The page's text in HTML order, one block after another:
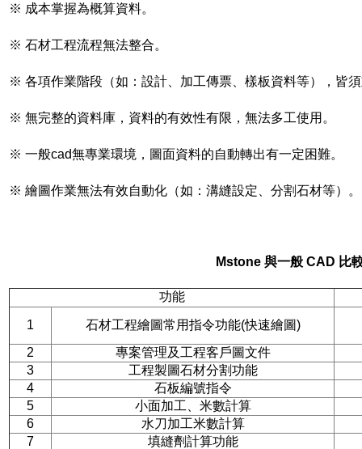
※ 成本掌握為概算資料。
※ 石材工程流程無法整合。
※ 各項作業階段（如：設計、加工傳票、樣板資料等），皆
※ 無完整的資料庫，資料的有效性有限，無法多工使用。
※ 一般cad無專業環境，圖面資料的自動轉出有一定困難。
※ 繪圖作業無法有效自動化（如：溝縫設定、分割石材等）。
Mstone 與一般 CAD 比
功能
1
石材工程繪圖常用指令功能(快速繪圖)
2
專案管理及工程客戶圖文件
3
工程製圖石材分割功能
4
石板編號指令
5
小面加工、米數計算
6
水刀加工米數計算
7
填縫劑計算功能